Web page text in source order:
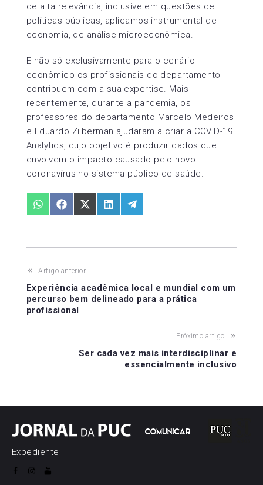
de alta relevância, inclusive em questões de
políticas públicas, aplicamos instrumental de
economia, de análise microeconômica.
E não só exclusivamente para o cenário
econômico os profissionais do departamento
contribuem com a sua expertise. Mais
recentemente, durante a pandemia, os
professores do departamento Marcelo Medeiros
e Eduardo Zilberman ajudaram a criar a COVID-19
Analytics, cujo objetivo é produzir dados que
envolvem o impacto causado pelo novo
coronavírus no sistema público de saúde.
Share
on
Share
on
Share
on
Share
on
Share
on
Navegação
de
Artigo anterior
Experiência acadêmica local e mundial com um
percurso bem delineado para a prática
profissional
Próximo artigo
Ser cada vez mais interdisciplinar e
essencialmente inclusivo
Expediente